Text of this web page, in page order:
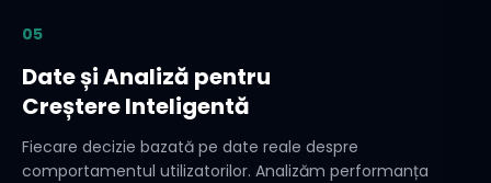
05
Date și Analiză pentru
Creștere Inteligentă
Fiecare decizie bazată pe date reale despre
comportamentul utilizatorilor. Analizăm performanța